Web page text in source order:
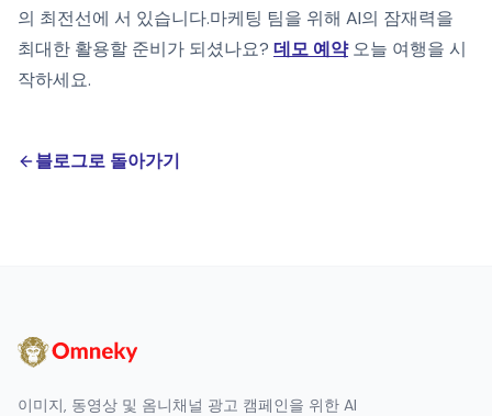
의 최전선에 서 있습니다.마케팅 팀을 위해 AI의 잠재력을
최대한 활용할 준비가 되셨나요? 데모 예약오늘 여행을 시
작하세요.
블로그로 돌아가기
이미지, 동영상 및 옴니채널 광고 캠페인을 위한 AI